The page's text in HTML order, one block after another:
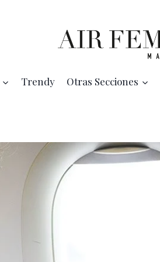
Trendy Otras Secciones